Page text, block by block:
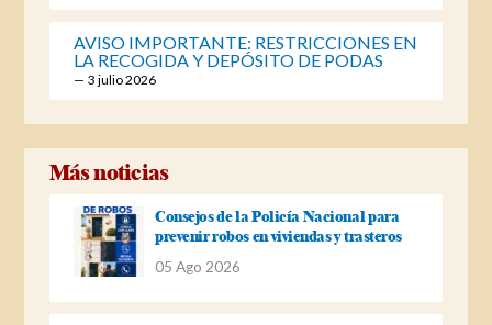
AVISO IMPORTANTE: RESTRICCIONES EN
LA RECOGIDA Y DEPÓSITO DE PODAS
3 julio 2026
Más noticias
Consejos de la Policía Nacional para
prevenir robos en viviendas y trasteros
05 Ago 2026